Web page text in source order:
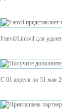
Fanvil/Linkvil для
С 01 апреля по 31 мая